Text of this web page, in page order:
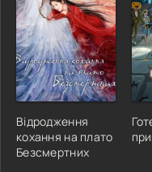
Відродження
кохання на плато
Безсмертних